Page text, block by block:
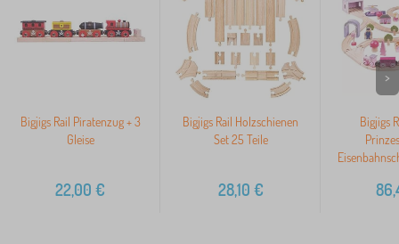
Bigjigs Rail Piratenzug + 3
Gleise
22,00 €
Bigjigs Rail Holzschienen
Set 25 Teile
28,10 €
Bigjigs
>